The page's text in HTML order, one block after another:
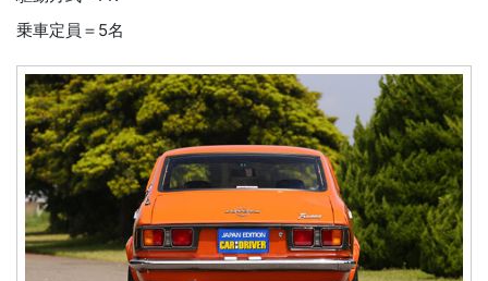
乗車定員＝5名